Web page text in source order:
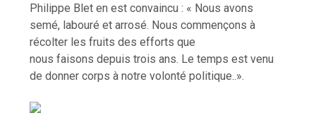
Philippe Blet en est convaincu : « Nous avons
semé, labouré et arrosé. Nous commençons à
récolter les fruits des efforts que
nous faisons depuis trois ans. Le temps est venu
de donner corps à notre volonté politique..».